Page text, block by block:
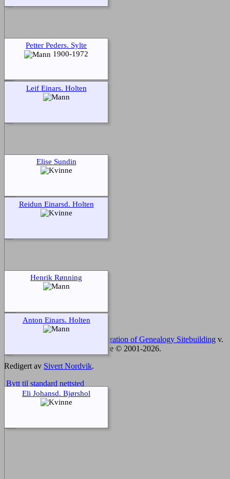
Petter Peders. Sylte
1900-1972
Leif Einars. Holten
Elise Sundin
Reidun Einarsd. Holten
Henrik Rønning
Anton Einars. Holten
Eli Johansd. Bjørshol
The Next Generation of Genealogy Sitebuilding v.
15.0.1, skrevet av Darrin Lythgoe © 2001-2026.
Redigert av Sivert Nordvik.
Bytt til standard nettsted